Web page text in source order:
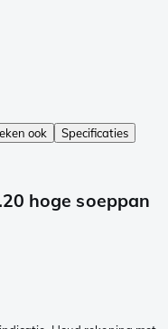
ook
Specificaties
hoge soeppan